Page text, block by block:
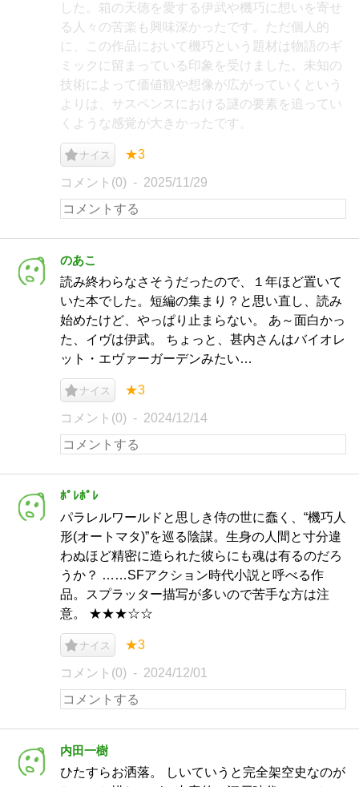
した。箱の天徳を愛する伊武や機巧に想いを寄せ
る人々の苦楽も興味深かったです。ただ個人的
に、この作品において機巧という題材は物語のギ
ミックに留まっている印象を受けました。未知の
技術によって価値観や想像が広がっていくという
よりは、サスペンスにおける謎の要素を追ってい
くような感覚が大きかったです。
ナイス ★3
コメント(0) 2025/11/29
のあこ
読み終わらなさそうだったので、１年ほど置いて
いた本でした。短編の集まり？と思い直し、読み
始めたけど、やっぱり止まらない。 あ～面白かっ
た、イヴは伊武。 ちょっと、甚内さんはバイオレ
ット・エヴァーガーデンみたい…
ナイス ★3
コメント(0) 2024/12/14
ﾎﾟﾚﾎﾟﾚ
パラレルワールドと思しき侍の世に蠢く、“機巧人
形(オートマタ)”を巡る陰謀。生身の人間と寸分違
わぬほど精密に造られた彼らにも魂は有るのだろ
うか？ ……SFアクション時代小説と呼べる作
品。スプラッター描写が多いので苦手な方は注
意。 ★★★☆☆
ナイス ★3
コメント(0) 2024/12/01
内田一樹
ひたすらお洒落。 しいていうと完全架空史なのが